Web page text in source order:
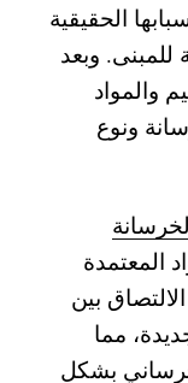
الحقيقية
للمبنى. وبعد
والمواد
ونوع
المعتمدة
بين
مما
بشكل